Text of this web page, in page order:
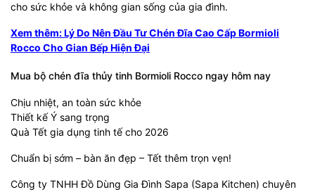
cho sức khỏe và không gian sống của gia đình.
Xem thêm: Lý Do Nên Đầu Tư Chén Đĩa Cao Cấp Bormioli
Rocco Cho Gian Bếp Hiện Đại
Mua bộ chén đĩa thủy tinh Bormioli Rocco ngay hôm nay
Chịu nhiệt, an toàn sức khỏe
Thiết kế Ý sang trọng
Quà Tết gia dụng tinh tế cho 2026
Chuẩn bị sớm – bàn ăn đẹp – Tết thêm trọn vẹn!
Công ty TNHH Đồ Dùng Gia Đình Sapa (Sapa Kitchen) chuyên